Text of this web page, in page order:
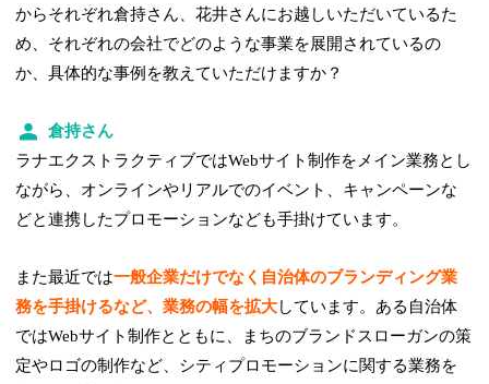
からそれぞれ倉持さん、花井さんにお越しいただいているた
め、それぞれの会社でどのような事業を展開されているの
か、具体的な事例を教えていただけますか？
倉持さん
ラナエクストラクティブではWebサイト制作をメイン業務とし
ながら、オンラインやリアルでのイベント、キャンペーンな
どと連携したプロモーションなども手掛けています。
また最近では一般企業だけでなく自治体のブランディング業
務を手掛けるなど、業務の幅を拡大しています。ある自治体
ではWebサイト制作とともに、まちのブランドスローガンの策
定やロゴの制作など、シティプロモーションに関する業務を